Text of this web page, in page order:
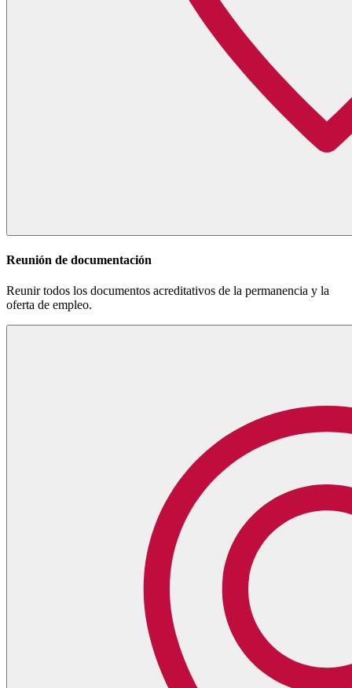
Reunión de documentación
Reunir todos los documentos acreditativos de la permanencia y la
oferta de empleo.